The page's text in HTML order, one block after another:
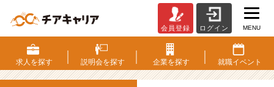
給
イ
ン
会員登録 ログイン MENU
求人を探す 説明会を探す 企業を探す 就職イベント